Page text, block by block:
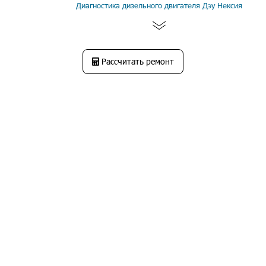
Диагностика дизельного двигателя Дэу Нексия
Рассчитать ремонт